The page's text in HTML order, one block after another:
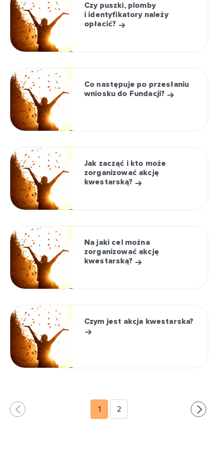
Czy puszki, plomby
i identyfikatory należy
opłacić?
Co następuje po przesłaniu
wniosku do Fundacji?
Jak zacząć i kto może
zorganizować akcję
kwestarską?
Na jaki cel można
zorganizować akcję
kwestarską?
Czym jest akcja kwestarska?
1 2